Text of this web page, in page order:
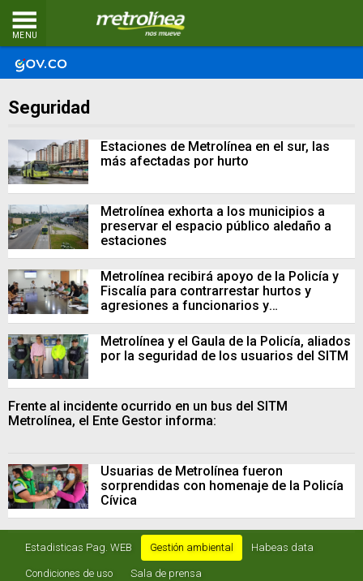
MENU
Seguridad
Estaciones de Metrolínea en el sur, las
más afectadas por hurto
Metrolínea exhorta a los municipios a
preservar el espacio público aledaño a
estaciones
Metrolínea recibirá apoyo de la Policía y
Fiscalía para contrarrestar hurtos y
agresiones a funcionarios y
colaboradores del SITM
Metrolínea y el Gaula de la Policía, aliados
por la seguridad de los usuarios del SITM
Frente al incidente ocurrido en un bus del SITM
Metrolínea, el Ente Gestor informa:
Usuarias de Metrolínea fueron
sorprendidas con homenaje de la Policía
Cívica
Estadisticas Pag. WEB Gestión ambiental Habeas data
Condiciones de uso Sala de prensa